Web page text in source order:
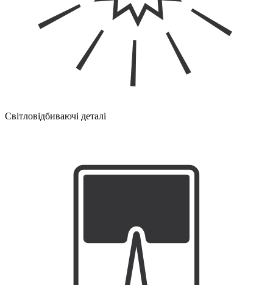
Світловідбиваючі деталі